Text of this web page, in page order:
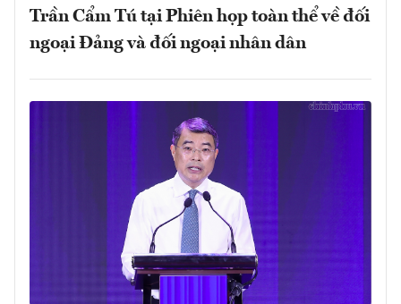
Trần Cẩm Tú tại Phiên họp toàn thể về đối
ngoại Đảng và đối ngoại nhân dân